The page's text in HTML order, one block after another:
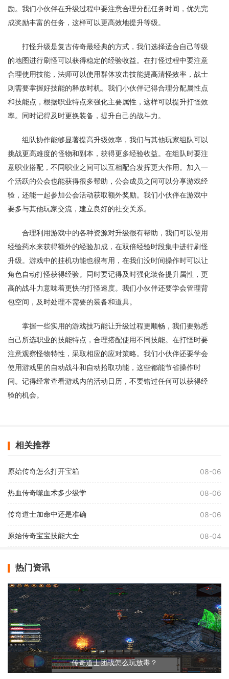
励。我们小伙伴在升级过程中要注意合理分配任务时间，优先完
成奖励丰富的任务，这样可以更高效地提升等级。
打怪升级是复古传奇最经典的方式，我们选择适合自己等级
的地图进行刷怪可以获得稳定的经验收益。在打怪过程中要注意
合理使用技能，法师可以使用群体攻击技能提高清怪效率，战士
则需要掌握好技能的释放时机。我们小伙伴记得合理分配属性点
和技能点，根据职业特点来强化主要属性，这样可以提升打怪效
率。同时记得及时更换装备，提升自己的战斗力。
组队协作能够显著提高升级效率，我们与其他玩家组队可以
挑战更高难度的怪物和副本，获得更多经验收益。在组队时要注
意职业搭配，不同职业之间可以互相配合发挥更大作用。加入一
个活跃的公会也能获得很多帮助，公会成员之间可以分享游戏经
验，还能一起参加公会活动获取额外奖励。我们小伙伴在游戏中
要多与其他玩家交流，建立良好的社交关系。
合理利用游戏中的各种资源对升级很有帮助，我们可以使用
经验药水来获得额外的经验加成，在双倍经验时段集中进行刷怪
升级。游戏中的挂机功能也很有用，在我们没时间操作时可以让
角色自动打怪获得经验。同时要记得及时强化装备提升属性，更
高的战斗力意味着更快的打怪速度。我们小伙伴还要学会管理背
包空间，及时处理不需要的装备和道具。
掌握一些实用的游戏技巧能让升级过程更顺畅，我们要熟悉
自己所选职业的技能特点，合理搭配使用不同技能。在打怪时要
注意观察怪物特性，采取相应的应对策略。我们小伙伴还要学会
使用游戏里的自动战斗和自动拾取功能，这些都能节省操作时
间。记得经常查看游戏内的活动日历，不要错过任何可以获得经
验的机会。
相关推荐
原始传奇怎么打开宝箱 08-06
热血传奇噬血术多少级学 08-06
传奇道士加命中还是准确 08-06
原始传奇宝宝技能大全 08-04
热门资讯
传奇道士团战怎么玩放毒？